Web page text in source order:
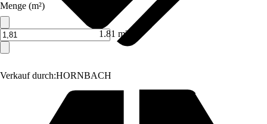
Verkauf durch:HORNBACH
Menge (m²)
1.81 m²